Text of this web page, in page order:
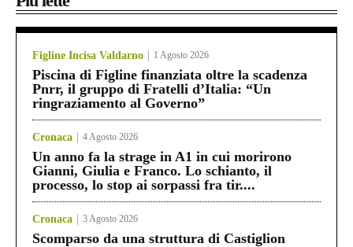
Figline Incisa Valdarno 1 Agosto 2026
Piscina di Figline finanziata oltre la scadenza
Pnrr, il gruppo di Fratelli d’Italia: “Un
ringraziamento al Governo”
Cronaca 4 Agosto 2026
Un anno fa la strage in A1 in cui morirono
Gianni, Giulia e Franco. Lo schianto, il
processo, lo stop ai sorpassi fra tir....
Cronaca 3 Agosto 2026
Scomparso da una struttura di Castiglion